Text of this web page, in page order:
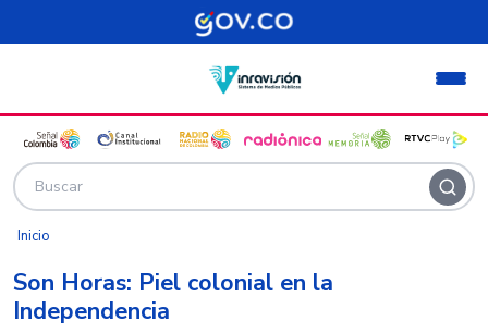
Pasar al contenido principal
Inicio
Son Horas: Piel colonial en la
Independencia